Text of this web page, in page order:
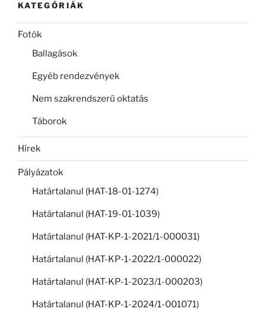
KATEGÓRIÁK
Fotók
Ballagások
Egyéb rendezvények
Nem szakrendszerű oktatás
Táborok
Hírek
Pályázatok
Határtalanul (HAT-18-01-1274)
Határtalanul (HAT-19-01-1039)
Határtalanul (HAT-KP-1-2021/1-000031)
Határtalanul (HAT-KP-1-2022/1-000022)
Határtalanul (HAT-KP-1-2023/1-000203)
Határtalanul (HAT-KP-1-2024/1-001071)